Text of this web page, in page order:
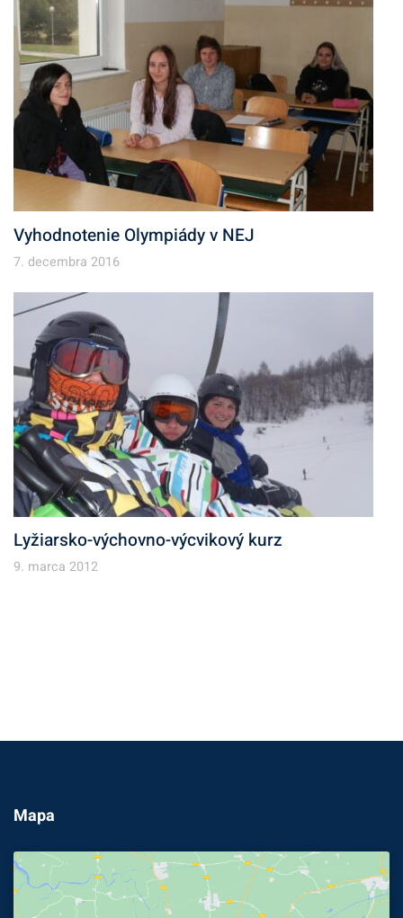
Vyhodnotenie Olympiády v NEJ
7. decembra 2016
Lyžiarsko-výchovno-výcvikový kurz
9. marca 2012
Mapa